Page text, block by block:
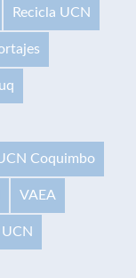
Recicla UCN
Coquimbo
VAEA